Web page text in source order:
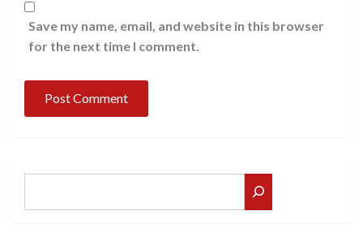
Save my name, email, and website in this browser
for the next time I comment.